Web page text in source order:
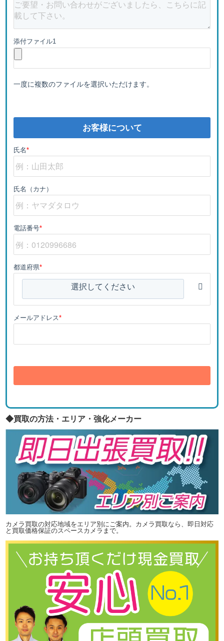
添付ファイル1
一度に複数のファイルを選択いただけます。
お客様について
氏名*
氏名（カナ）
電話番号*
都道府県*
選択してください
メールアドレス*
◆買取の方法・エリア・強化メーカー
カメラ買取の対応地域をエリア別にご案内。カメラ買取なら、即日対応
と買取価格保証のスペースカメラまで。